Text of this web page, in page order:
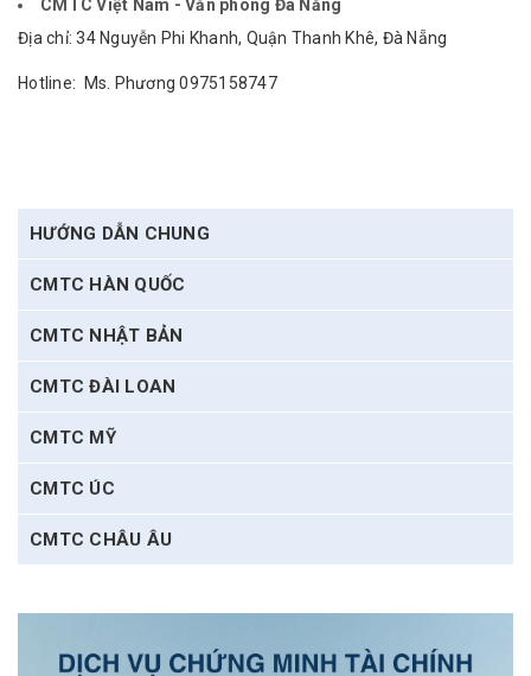
CMTC Việt Nam - Văn phòng Đà Nẵng
Địa chỉ: 34 Nguyễn Phi Khanh, Quận Thanh Khê, Đà Nẵng
Hotline: Ms. Phương 0975158747
HƯỚNG DẪN CHUNG
CMTC HÀN QUỐC
CMTC NHẬT BẢN
CMTC ĐÀI LOAN
CMTC MỸ
CMTC ÚC
CMTC CHÂU ÂU